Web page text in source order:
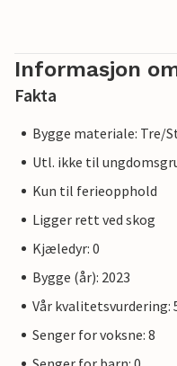
Informasjon
Fakta
Bygge materiale: Tre/
Utl. ikke til
Kun til ferieopphold
Ligger rett ved skog
Kjæledyr: 0
Bygge (år): 2023
Vår kvalitetsvurdering:
Senger for voksne: 8